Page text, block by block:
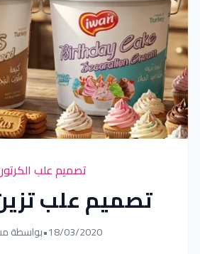
تصميم علب
تصميم علب
18/03/2020
•بواسطة